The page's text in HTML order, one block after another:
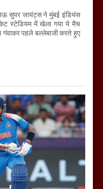
सुपर जायंट्स ने मुंबई इंडियंस
स्टेडियम में खेला गया ये मैच
पहले बल्लेबाजी करते हुए